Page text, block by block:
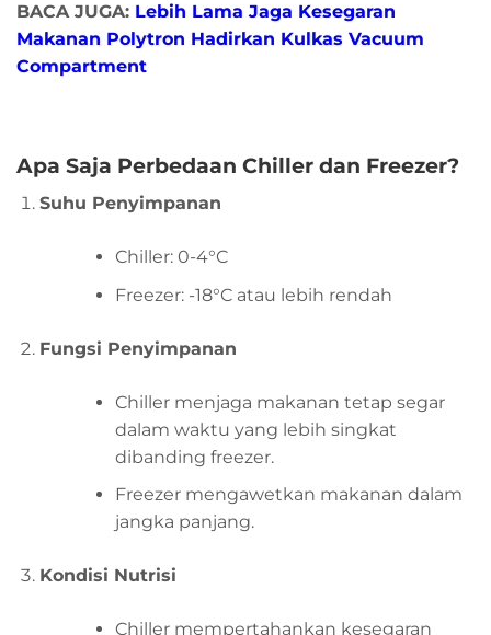
BACA JUGA: Lebih Lama Jaga Kesegaran
Makanan Polytron Hadirkan Kulkas Vacuum
Compartment
Apa Saja Perbedaan Chiller dan Freezer?
Suhu Penyimpanan
Chiller: 0-4°C
Freezer: -18°C atau lebih rendah
Fungsi Penyimpanan
Chiller menjaga makanan tetap segar
dalam waktu yang lebih singkat
dibanding freezer.
Freezer mengawetkan makanan dalam
jangka panjang.
Kondisi Nutrisi
Chiller mempertahankan kesegaran